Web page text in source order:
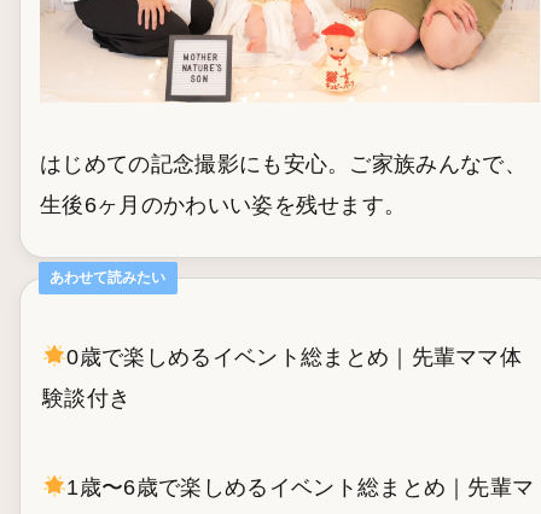
はじめての記念撮影にも安心。ご家族みんなで、
生後6ヶ月のかわいい姿を残せます。
あわせて読みたい
0歳で楽しめるイベント総まとめ｜先輩ママ体
験談付き
1歳〜6歳で楽しめるイベント総まとめ｜先輩マ